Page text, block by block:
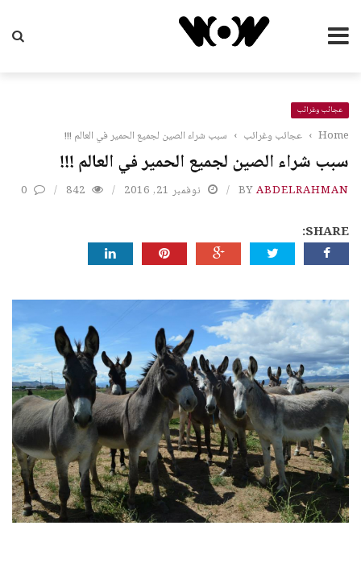
عجائب وغرائب
Home
› عجائب وغرائب › سبب شراء الصين لجميع الحمير في العالم !!!
سبب شراء الصين لجميع الحمير في العالم !!!
BYABDELRAHMAN نوفمبر 21, 2016 842
0
SHARE: